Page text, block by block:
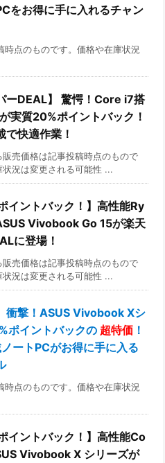
をお得に手に入れるチャン
点のものです。価格や在庫状況
ーDEAL】 驚愕！Core i7搭
実質20%ポイントバック！
で快適作業！
売価格は記事投稿時点のもので
況は変更される可能性 ...
イントバック！】高性能Ry
Vivobook Go 15が楽天
に登場！
売価格は記事投稿時点のもので
況は変更される可能性 ...
衝撃！ASUS Vivobook Xシ
ポイントバックの 超特価 ！
ートPCがお得に手に入る
点のものです。価格や在庫状況
イントバック！】高性能Co
Vivobook X シリーズが